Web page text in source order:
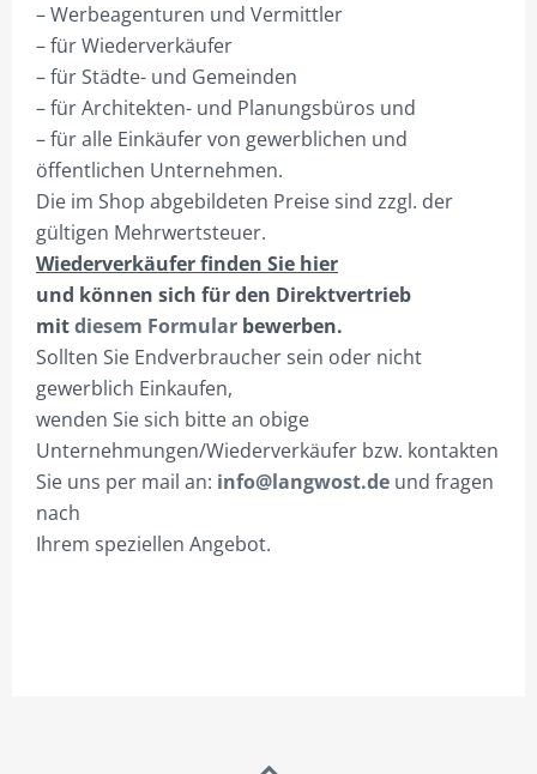
CORPORATE MARKETING.
SCHAFFE DIR WERTE!
SEI ANDERS – SEI BESSER!
UMSATZ BRINGT ERFOLG!
KNOW HOW STÄRKT.
NEUE PERSPEKTIVEN!
DEIN ONEMANOFFICE.
BUSINESS VS. TECHNIK.
SUCHE-PROFI.DE – INFO
PROJEKTIERUNG
SHOP NUR FÜR GEWERBETREIBENDE!
– Werbeagenturen und Vermittler
– für Wiederverkäufer
– für Städte- und Gemeinden
– für Architekten- und Planungsbüros und
– für alle Einkäufer von gewerblichen und
öffentlichen Unternehmen.
Die im Shop abgebildeten Preise sind zzgl. der
gültigen Mehrwertsteuer.
Wiederverkäufer finden Sie hier
und können sich für den Direktvertrieb
mitdiesem Formular bewerben.
Sollten Sie Endverbraucher sein oder nicht
gewerblich Einkaufen,
wenden Sie sich bitte an obige
Unternehmungen/Wiederverkäufer bzw. kontakten
Sie uns per mail an: info@langwost.de und fragen
nach
Ihrem speziellen Angebot.